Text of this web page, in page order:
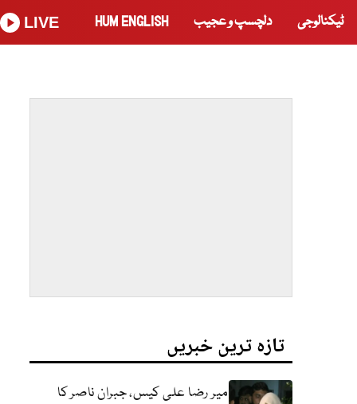
ٹیکنالوجی دلچسپ و عجیب HUM ENGLISH
LIVE
تازہ ترین خبریں
میر رضا علی کیس، جبران ناصر کا